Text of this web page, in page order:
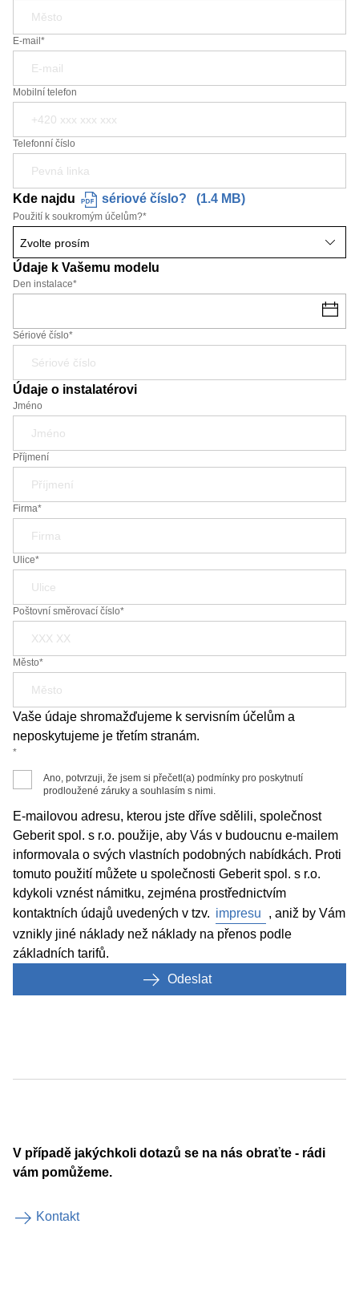
E-mail*
Mobilní telefon
Telefonní číslo
Kde najdu sériové číslo? (1.4 MB)
Použití k soukromým účelům?*
Údaje k Vašemu modelu
Den instalace*
Sériové číslo*
Údaje o instalatérovi
Jméno
Příjmení
Firma*
Ulice*
Poštovní směrovací číslo*
Město*
Vaše údaje shromažďujeme k servisním účelům a
neposkytujeme je třetím stranám.
*
Ano, potvrzuji, že jsem si přečetl(a) podmínky pro poskytnutí
prodloužené záruky a souhlasím s nimi.
E-mailovou adresu, kterou jste dříve sdělili, společnost
Geberit spol. s r.o. použije, aby Vás v budoucnu e-mailem
informovala o svých vlastních podobných nabídkách. Proti
tomuto použití můžete u společnosti Geberit spol. s r.o.
kdykoli vznést námitku, zejména prostřednictvím
kontaktních údajů uvedených v tzv. impresu
, aniž by Vám
vznikly jiné náklady než náklady na přenos podle
základních tarifů.
Odeslat
V případě jakýchkoli dotazů se na nás obraťte - rádi
vám pomůžeme.
Kontakt